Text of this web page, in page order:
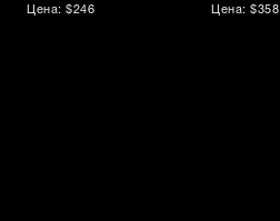
Цена: $246
Цена: $358